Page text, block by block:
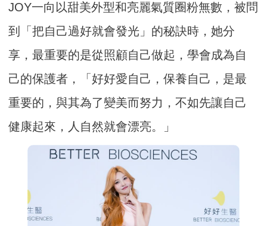
JOY一向以甜美外型和亮麗氣質圈粉無數，被問
到「把自己過好就會發光」的秘訣時，她分
享，最重要的是從照顧自己做起，學會成為自
己的保護者，「好好愛自己，保養自己，是最
重要的，與其為了變美而努力，不如先讓自己
健康起來，人自然就會漂亮。」